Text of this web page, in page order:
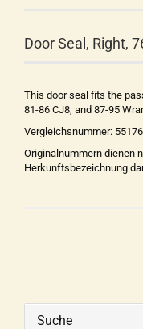
Door Seal, Right,
This door seal fits the
81-86 CJ8, and 87-95
Vergleichsnummer:
Originalnummern dienen
Herkunftsbezeichnung
Suche